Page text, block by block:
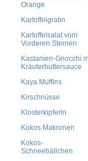
Orange
Kartoffelgratin
Kartoffelsalat vom
Vorderen Sternen
Kastanien-Gnocchi
Kräuterbuttersauce
Kaya Muffins
Kirschnüsse
Klosterkipferln
Kokos Makronen
Kokos-
Schneebällchen